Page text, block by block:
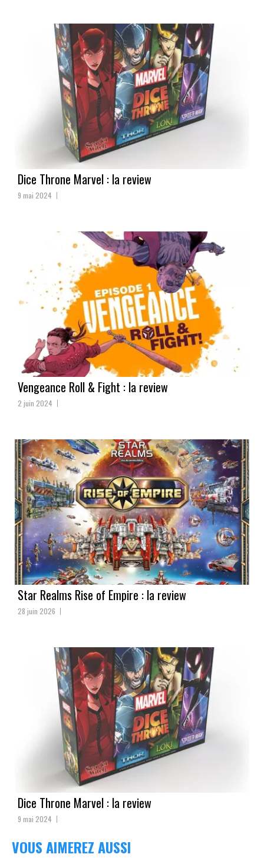
Dice Throne Marvel : la review
9 mai 2024
Vengeance Roll & Fight : la review
2 juin 2024
Star Realms Rise of Empire : la review
28 juin 2026
Dice Throne Marvel : la review
9 mai 2024
VOUS AIMEREZ AUSSI